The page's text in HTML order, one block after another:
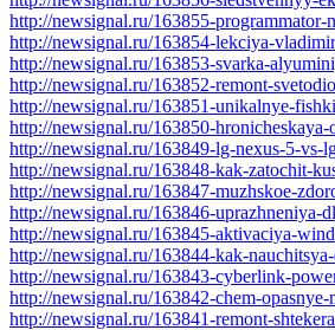
http://newsignal.ru/163855-
http://newsignal.ru/163854-lekciya-
http://newsignal.ru/163853-svarka-
http://newsignal.ru/163852-remont-
http://newsignal.ru/163851-unikalnye-
http://newsignal.ru/163850-
http://newsignal.ru/163849-lg-nexus-5-
http://newsignal.ru/163848-kak-zatochit-
http://newsignal.ru/163847-muzhskoe-
http://newsignal.ru/163846-uprazhneniya-
http://newsignal.ru/163845-aktivaciya-
http://newsignal.ru/163844-kak-
http://newsignal.ru/163843-cyberlink-
http://newsignal.ru/163842-chem-
http://newsignal.ru/163841-remont-